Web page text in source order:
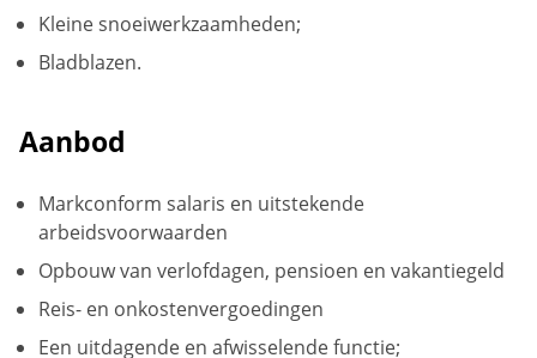
Kleine snoeiwerkzaamheden;
Bladblazen.
Aanbod
Markconform salaris en uitstekende
arbeidsvoorwaarden
Opbouw van verlofdagen, pensioen en vakantiegeld
Reis- en onkostenvergoedingen
Een uitdagende en afwisselende functie;